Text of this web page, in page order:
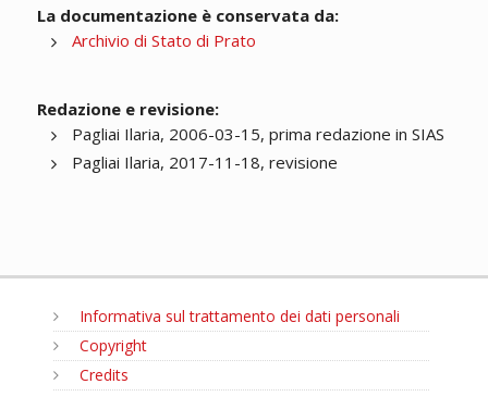
La documentazione è conservata da:
Archivio di Stato di Prato
Redazione e revisione:
Pagliai Ilaria, 2006-03-15, prima redazione in SIAS
Pagliai Ilaria, 2017-11-18, revisione
Informativa sul trattamento dei dati personali
Copyright
Credits